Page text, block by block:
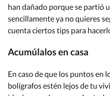
han dañado porque se partió
sencillamente ya no quieres
cuenta ciertos tips para
Acumúlalos en casa
En caso de que los puntos en
bolígrafos estén lejos de tu